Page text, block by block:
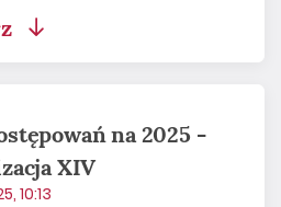
na 2025 -
XIV
10:13